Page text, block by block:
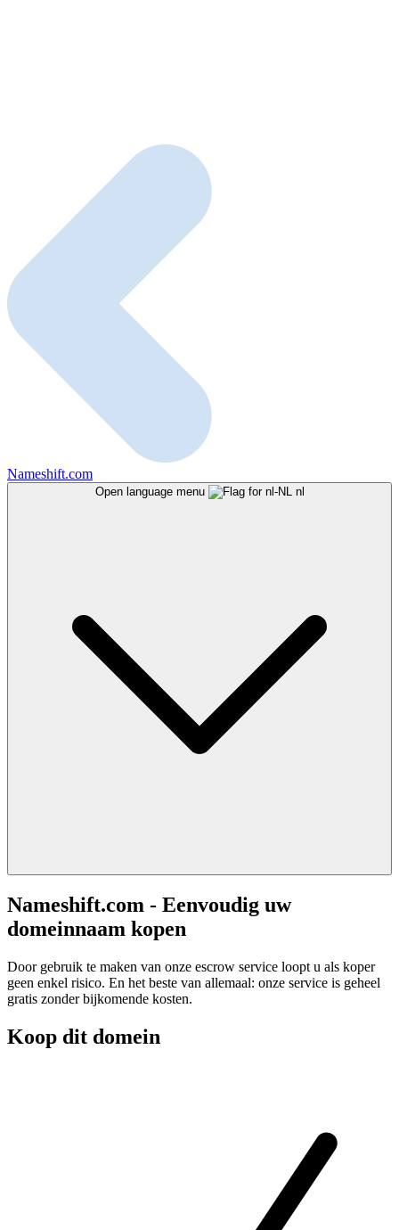
Nameshift.com
Open language menu nl
Nameshift.com - Eenvoudig uw
domeinnaam kopen
Door gebruik te maken van onze escrow service loopt u als koper
geen enkel risico. En het beste van allemaal: onze service is geheel
gratis zonder bijkomende kosten.
Koop dit domein